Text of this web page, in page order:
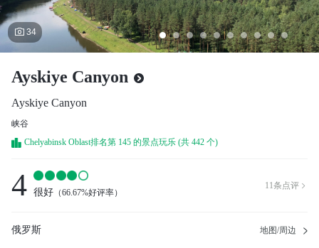
 34
Ayskiye Canyon
Ayskiye Canyon
峡谷
Chelyabinsk Oblast排名第 145 的景点玩乐 (共 442 个)
4 很好 （66.67%好评率）
11条点评 
俄罗斯 地图/周边